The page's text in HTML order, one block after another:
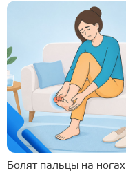
Болят пальцы на ногах